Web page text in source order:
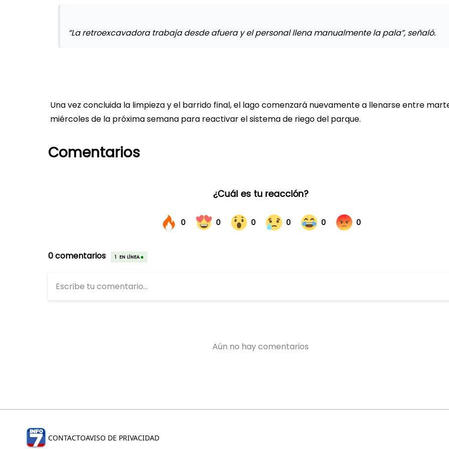
“La retroexcavadora trabaja desde afuera y el personal llena manualmente la pala”, señaló.
Una vez concluida la limpieza y el barrido final, el lago comenzará nuevamente a llenarse entre
miércoles de la próxima semana para reactivar el sistema de riego del parque.
Comentarios
CONTACTOAVISO DE PRIVACIDAD